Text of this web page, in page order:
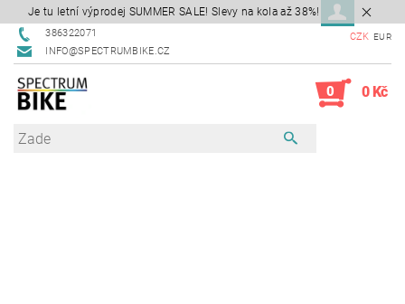
Je tu letní výprodej SUMMER SALE! Slevy na kola až 38%!
386322071
INFO@SPECTRUMBIKE.CZ
CZK EUR
0 0 Kč